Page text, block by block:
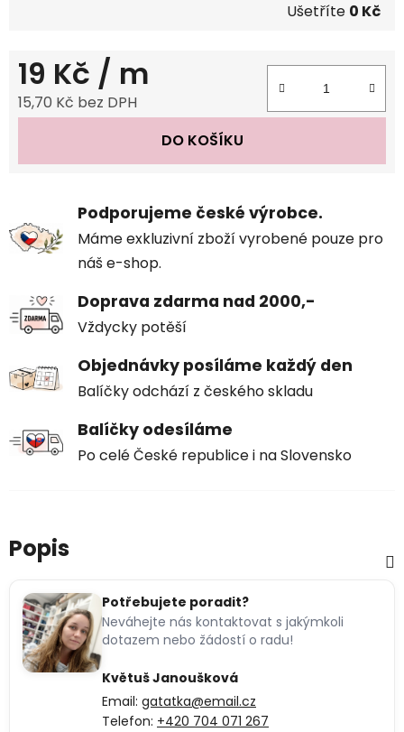
Ušetříte 0 Kč
19 Kč / m
15,70 Kč bez DPH
DO KOŠÍKU
Podporujeme české výrobce.
Máme exkluzivní zboží vyrobené pouze pro
náš e-shop.
Doprava zdarma nad 2000,-
Vždycky potěší
Objednávky posíláme každý den
Balíčky odchází z českého skladu
Balíčky odesíláme
Po celé České republice i na Slovensko
Popis
Potřebujete poradit?
Neváhejte nás kontaktovat s jakýmkoli
dotazem nebo žádostí o radu!
Květuš Janoušková
Email: gatatka@email.cz
Telefon: +420 704 071 267